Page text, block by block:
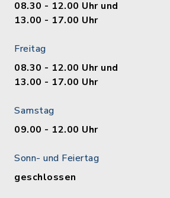
08.30 - 12.00 Uhr und
13.00 - 17.00 Uhr
Freitag
08.30 - 12.00 Uhr und
13.00 - 17.00 Uhr
Samstag
09.00 - 12.00 Uhr
Sonn- und Feiertag
geschlossen